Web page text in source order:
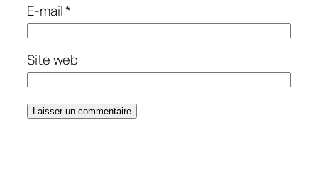
E-mail*
Site web